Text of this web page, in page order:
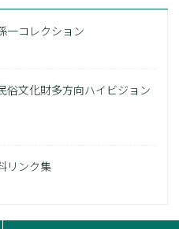
一コレクション
俗文化財多方向ハイビジョン
リンク集